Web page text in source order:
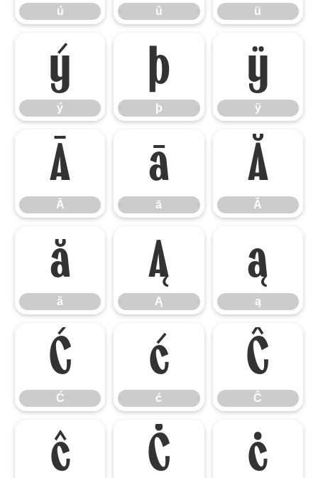
ú û ü
ý
ý
þ
þ
ÿ
ÿ
Ā
Ā
ā
ā
Ă
Ă
ă
ă
Ą
Ą
ą
ą
Ć
Ć
ć
ć
Ĉ
Ĉ
ĉ Ċ ċ